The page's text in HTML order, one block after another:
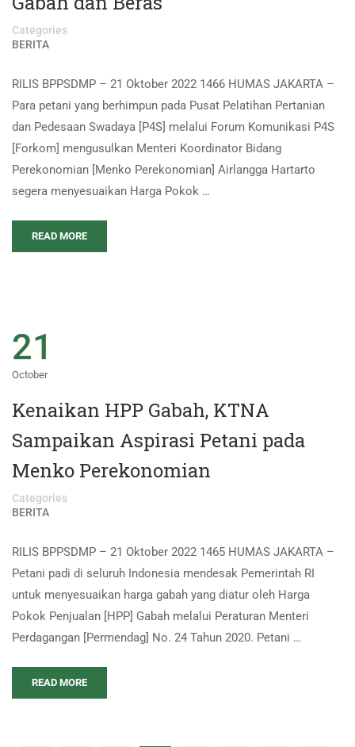
Categories
BERITA
RILIS BPPSDMP – 21 Oktober 2022 1466 HUMAS JAKARTA –
Para petani yang berhimpun pada Pusat Pelatihan Pertanian
dan Pedesaan Swadaya [P4S] melalui Forum Komunikasi P4S
[Forkom] mengusulkan Menteri Koordinator Bidang
Perekonomian [Menko Perekonomian] Airlangga Hartarto
segera menyesuaikan Harga Pokok …
READ MORE
21
October
Kenaikan HPP Gabah, KTNA
Sampaikan Aspirasi Petani pada
Menko Perekonomian
Categories
BERITA
RILIS BPPSDMP – 21 Oktober 2022 1465 HUMAS JAKARTA –
Petani padi di seluruh Indonesia mendesak Pemerintah RI
untuk menyesuaikan harga gabah yang diatur oleh Harga
Pokok Penjualan [HPP] Gabah melalui Peraturan Menteri
Perdagangan [Permendag] No. 24 Tahun 2020. Petani …
READ MORE